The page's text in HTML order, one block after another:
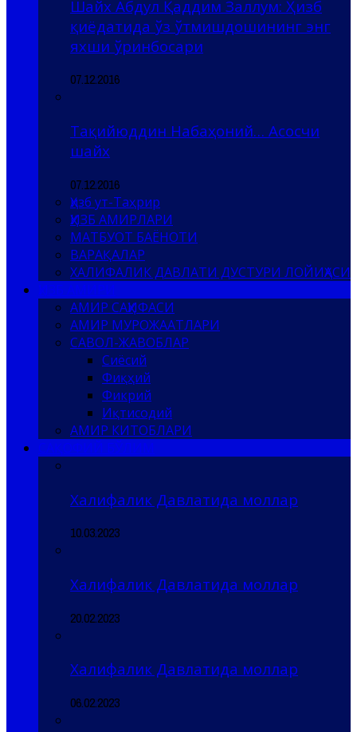
Шайх Абдул Қаддим Заллум: Ҳизб
қиёдатида ўз ўтмишдошининг энг
яхши ўринбосари
07.12.2016
Тақийюддин Набаҳоний… Асосчи
шайх
07.12.2016
Ҳизб ут-Таҳрир
ҲИЗБ АМИРЛАРИ
МАТБУОТ БАЁНОТИ
ВАРАҚАЛАР
ХАЛИФАЛИК ДАВЛАТИ ДУСТУРИ ЛОЙИҲАСИ
АМИР САҲИФАСИ
АМИР МУРОЖААТЛАРИ
САВОЛ-ЖАВОБЛАР
Сиёсий
Фиқҳий
Фикрий
Иқтисодий
АМИР КИТОБЛАРИ
Халифалик Давлатида моллар
10.03.2023
Халифалик Давлатида моллар
20.02.2023
Халифалик Давлатида моллар
06.02.2023